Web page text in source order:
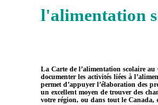
l'alimentation
La Carte de l’alimentation scolaire
documenter les activités liées à
permet d’appuyer l’élaboration des
un excellent moyen de trouver des
votre région, ou dans tout le Canada,